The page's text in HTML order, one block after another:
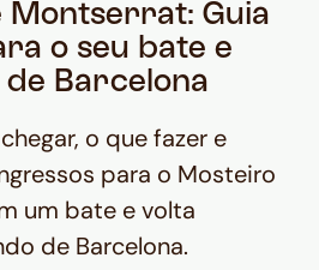
Montserrat: Guia
o seu bate e
de Barcelona
o que fazer e
para o Mosteiro
um bate e volta
de Barcelona.